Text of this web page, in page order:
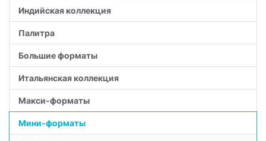
Индийская коллекция
Палитра
Большие форматы
Итальянская коллекция
Макси-форматы
Мини-форматы